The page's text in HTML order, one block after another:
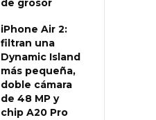
de grosor
iPhone Air 2:
filtran una
Dynamic Island
más pequeña,
doble cámara
de 48 MP y
chip A20 Pro